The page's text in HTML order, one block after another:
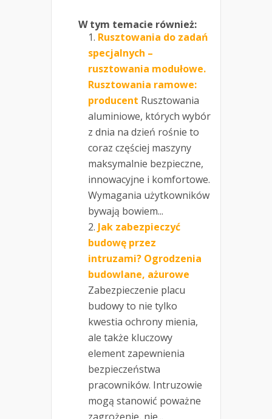
W tym temacie również:
Rusztowania do zadań
specjalnych –
rusztowania modułowe.
Rusztowania ramowe:
producent Rusztowania
aluminiowe, których wybór
z dnia na dzień rośnie to
coraz częściej maszyny
maksymalnie bezpieczne,
innowacyjne i komfortowe.
Wymagania użytkowników
bywają bowiem...
Jak zabezpieczyć
budowę przez
intruzami? Ogrodzenia
budowlane, ażurowe
Zabezpieczenie placu
budowy to nie tylko
kwestia ochrony mienia,
ale także kluczowy
element zapewnienia
bezpieczeństwa
pracowników. Intruzowie
mogą stanowić poważne